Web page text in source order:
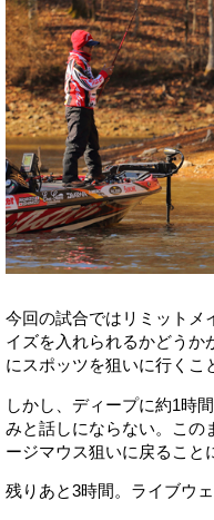
今回の試合ではリミットメ
イズを入れられるかどうか
にスポッツを狙いに行くこ
しかし、ディープに約1時
みと話しにならない。この
ージマウス狙いに戻ること
残りあと3時間。ライブウェ